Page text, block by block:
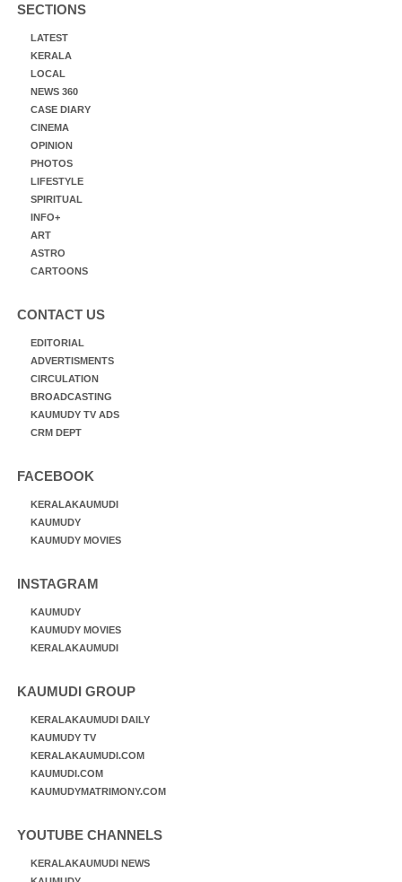
SECTIONS
LATEST
KERALA
LOCAL
NEWS 360
CASE DIARY
CINEMA
OPINION
PHOTOS
LIFESTYLE
SPIRITUAL
INFO+
ART
ASTRO
CARTOONS
CONTACT US
EDITORIAL
ADVERTISMENTS
CIRCULATION
BROADCASTING
KAUMUDY TV ADS
CRM DEPT
FACEBOOK
KERALAKAUMUDI
KAUMUDY
KAUMUDY MOVIES
INSTAGRAM
KAUMUDY
KAUMUDY MOVIES
KERALAKAUMUDI
KAUMUDI GROUP
KERALAKAUMUDI DAILY
KAUMUDY TV
KERALAKAUMUDI.COM
KAUMUDI.COM
KAUMUDYMATRIMONY.COM
YOUTUBE CHANNELS
KERALAKAUMUDI NEWS